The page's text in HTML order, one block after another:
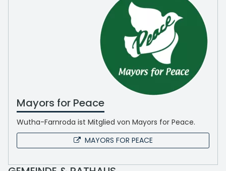
Mayors for Peace
Wutha-Farnroda ist Mitglied von Mayors for Peace.
MAYORS FOR PEACE